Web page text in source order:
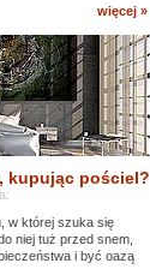
więcej »
kupując pościel?
w której szuka się
niej tuż przed snem,
i być oazą